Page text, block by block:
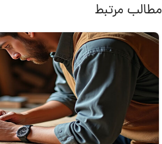
مطالب مرتبط